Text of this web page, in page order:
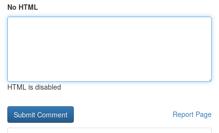
No HTML
HTML is disabled
Report Page